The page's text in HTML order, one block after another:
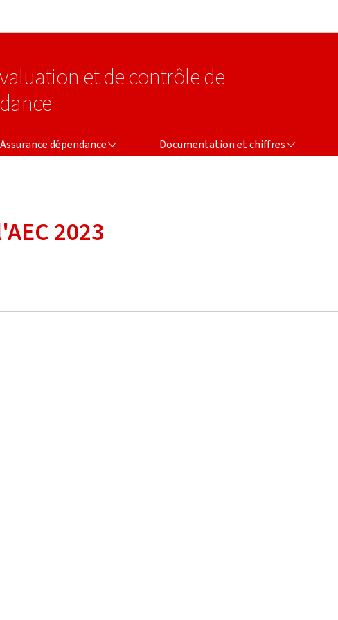
et de contrôle de
dépendance Documentation et chiffres
2023